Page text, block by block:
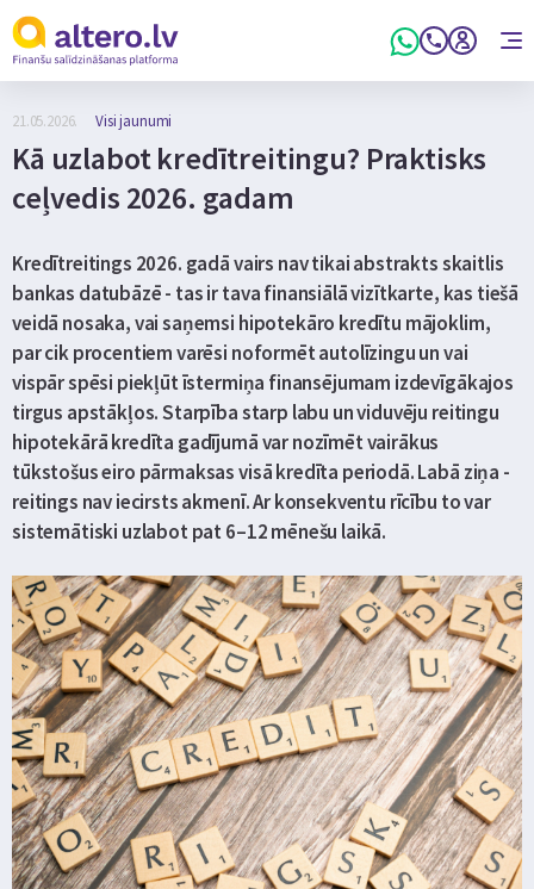
21.05.2026. Visi jaunumi
Kā uzlabot kredītreitingu? Praktisks
ceļvedis 2026. gadam
Kredītreitings 2026. gadā vairs nav tikai abstrakts skaitlis
bankas datubāzē - tas ir tava finansiālā vizītkarte, kas tiešā
veidā nosaka, vai saņemsi hipotekāro kredītu mājoklim,
par cik procentiem varēsi noformēt autolīzingu un vai
vispār spēsi piekļūt īstermiņa finansējumam izdevīgākajos
tirgus apstākļos. Starpība starp labu un viduvēju reitingu
hipotekārā kredīta gadījumā var nozīmēt vairākus
tūkstošus eiro pārmaksas visā kredīta periodā. Labā ziņa -
reitings nav iecirsts akmenī. Ar konsekventu rīcību to var
sistemātiski uzlabot pat 6–12 mēnešu laikā.